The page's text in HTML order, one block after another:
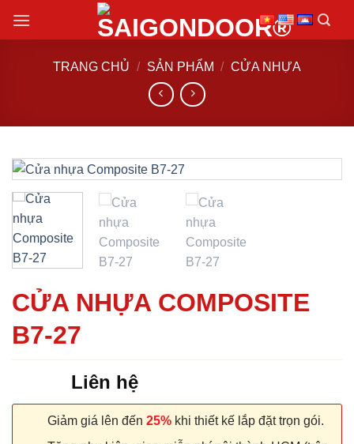
đến
TRANG CHỦ / SẢN PHẨM / CỬA NHỰA
CỬA NHỰA COMPOSITE
B7-27
Liên hệ
Giảm giá lên đến 25% khi thiết kế lắp đặt trọn gói.